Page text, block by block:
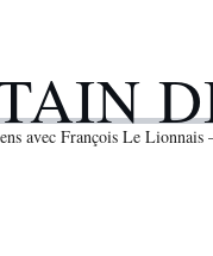
avec François Le